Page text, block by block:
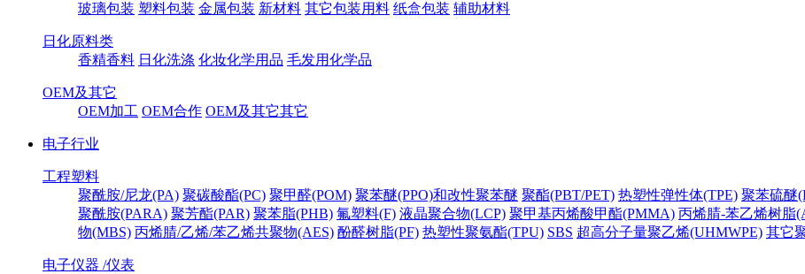
玻璃包装 塑料包装 金属包装 新材料 其它包装用料 纸盒包装 辅助材料
日化原料类
香精香料 日化洗涤 化妆化学用品 毛发用化学品
OEM及其它
OEM加工 OEM合作 OEM及其它其它
电子行业
工程塑料
聚酰胺/尼龙(PA) 聚碳酸酯(PC) 聚甲醛(POM) 聚苯醚(PPO)和改性聚苯醚 聚酯(PBT/PET) 热塑性弹性体(TPE) 聚苯硫醚
聚酰胺(PARA) 聚芳酯(PAR) 聚苯脂(PHB) 氟塑料(F) 液晶聚合物(LCP) 聚甲基丙烯酸甲酯(PMMA) 丙烯腈-苯乙烯树脂
物(MBS) 丙烯腈/乙烯/苯乙烯共聚物(AES) 酚醛树脂(PF) 热塑性聚氨酯(TPU) SBS 超高分子量聚乙烯(UHMWPE) 其它
电子仪器 /仪表